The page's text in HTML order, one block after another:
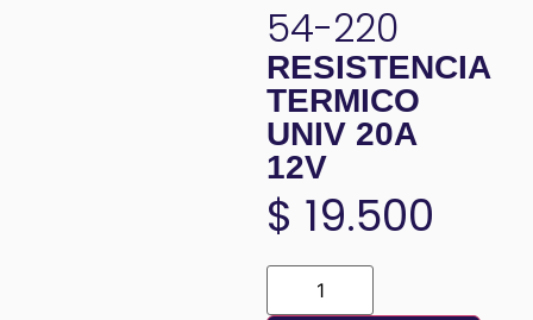
54-220
RESISTENCIA
TERMICO
UNIV 20A
12V
$ 19.500